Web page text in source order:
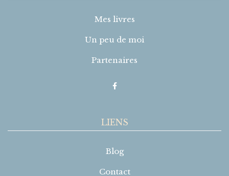
Mes livres
Un peu de moi
Partenaires
LIENS
Blog
Contact